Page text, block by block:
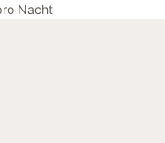
Nacht